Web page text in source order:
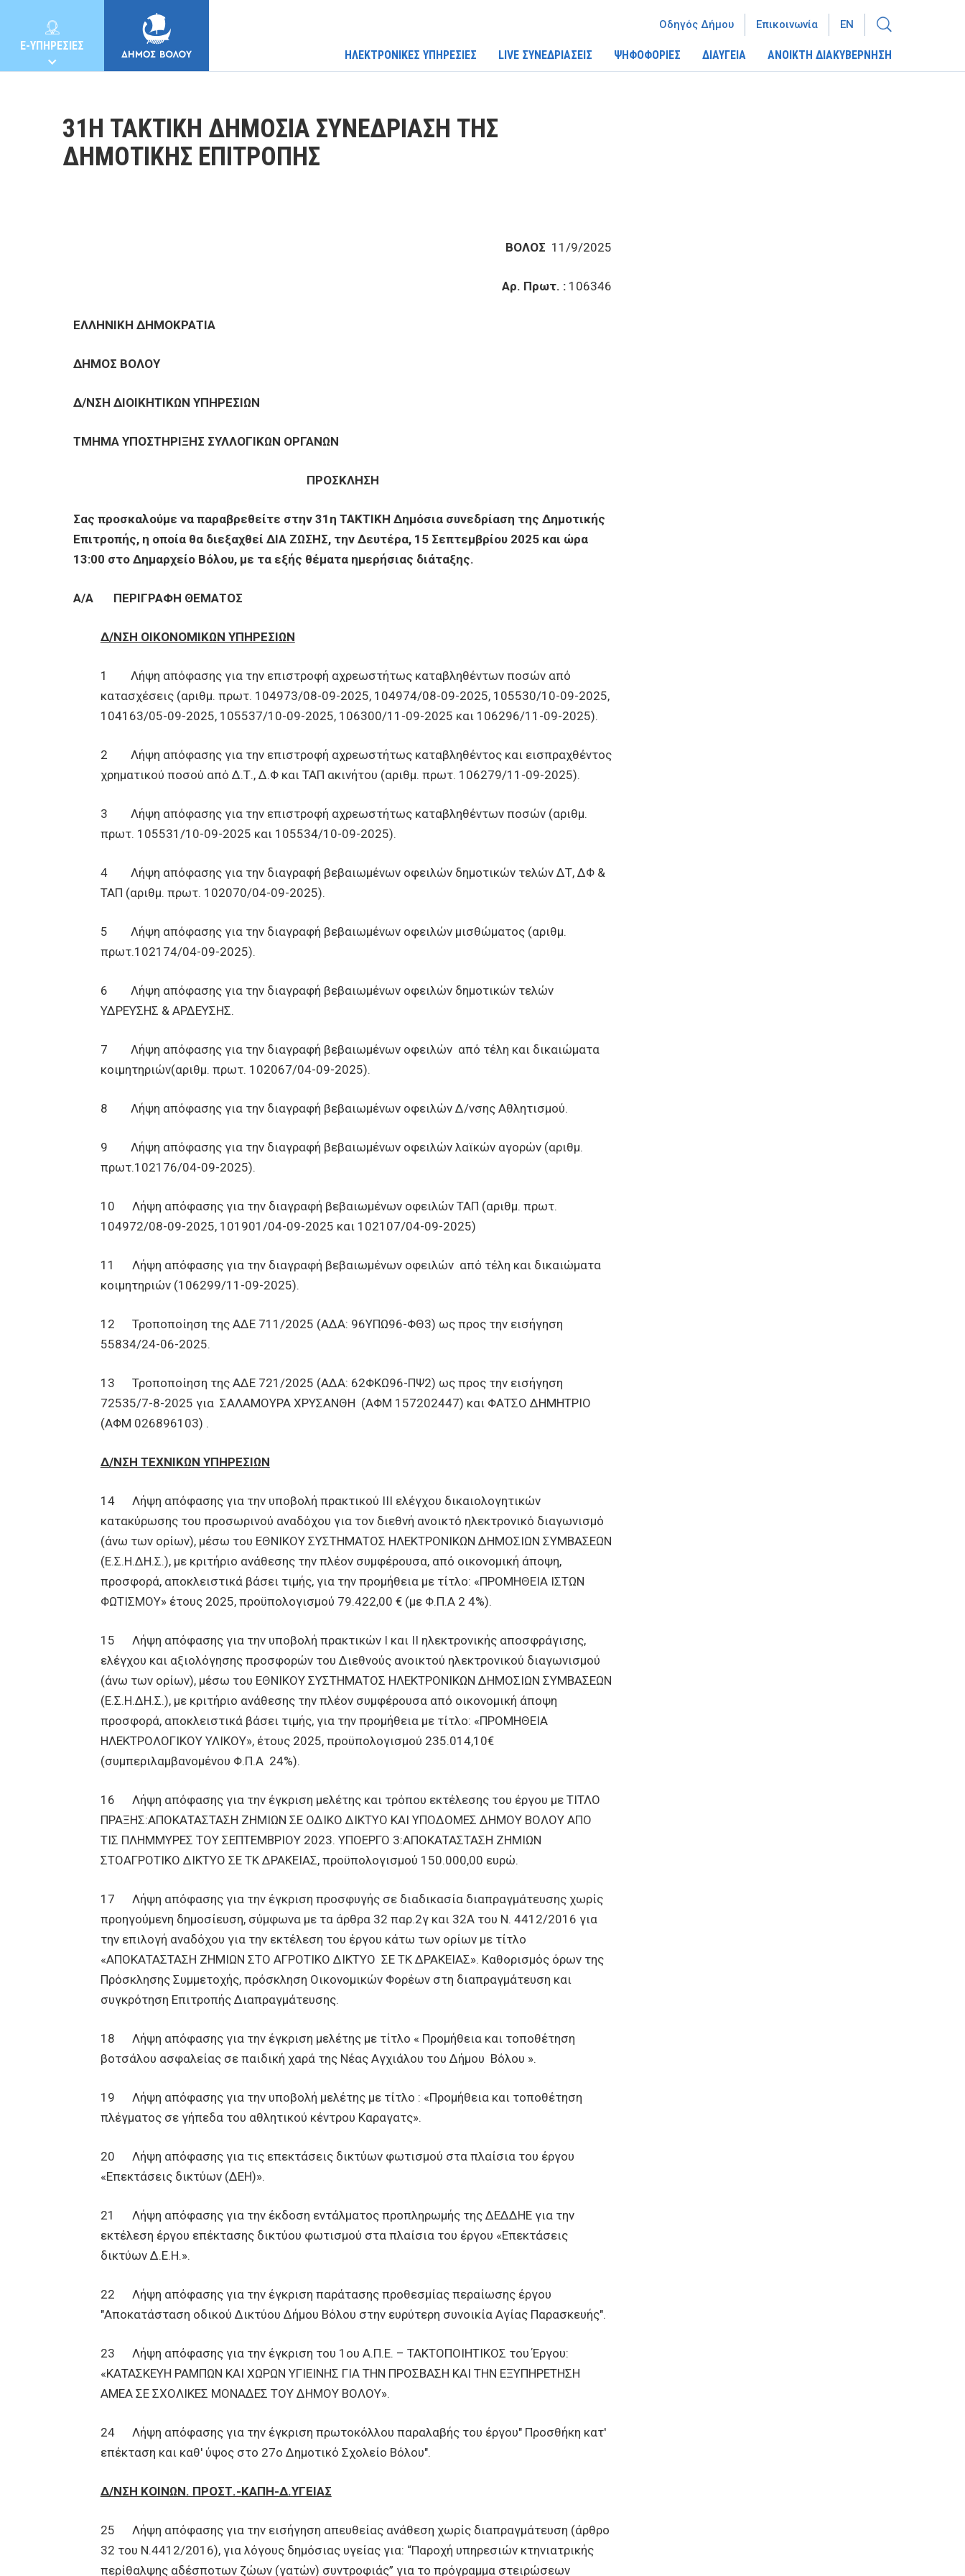
E-ΥΠΗΡΕΣΙΕΣ
ΕΠΙΧΕΙΡΗΣΕΙΣ
ΕΠΙΣΚΕΠΤΕΣ
ΗΛΕΚΤΡΟΝΙΚΕΣ ΥΠΗΡΕΣΙΕΣ LIVE ΣΥΝΕΔΡΙΑΣΕΙΣ ΨΗΦΟΦΟΡΙΕΣ ΔΙΑΥΓΕΙΑ ΑΝΟΙΚΤΗ ΔΙΑΚΥΒΕΡΝΗΣΗ
Οδηγός Δήμου Επικοινωνία EN
31Η ΤΑΚΤΙΚΗ ΔΗΜΟΣΙΑ ΣΥΝΕΔΡΙΑΣΗ ΤΗΣ
ΔΗΜΟΤΙΚΗΣ ΕΠΙΤΡΟΠΗΣ
ΒΟΛΟΣ 11/9/2025
Αρ. Πρωτ. : 106346
ΕΛΛΗΝΙΚΗ ΔΗΜΟΚΡΑΤΙΑ
ΔΗΜΟΣ ΒΟΛΟΥ
Δ/ΝΣΗ ΔΙΟΙΚΗΤΙΚΩΝ ΥΠΗΡΕΣΙΩΝ
ΤΜΗΜΑ ΥΠΟΣΤΗΡΙΞΗΣ ΣΥΛΛΟΓΙΚΩΝ ΟΡΓΑΝΩΝ
ΠΡΟΣΚΛΗΣΗ
Σας προσκαλούμε να παραβρεθείτε στην 31η ΤΑΚΤΙΚΗ Δημόσια συνεδρίαση της Δημοτικής
Επιτροπής, η οποία θα διεξαχθεί ΔΙΑ ΖΩΣΗΣ, την Δευτέρα, 15 Σεπτεμβρίου 2025 και ώρα
13:00 στο Δημαρχείο Βόλου, με τα εξής θέματα ημερήσιας διάταξης.
Α/Α ΠΕΡΙΓΡΑΦΗ ΘΕΜΑΤΟΣ
Δ/ΝΣΗ ΟΙΚΟΝΟΜΙΚΩΝ ΥΠΗΡΕΣΙΩΝ
1 Λήψη απόφασης για την επιστροφή αχρεωστήτως καταβληθέντων ποσών από
κατασχέσεις (αριθμ. πρωτ. 104973/08-09-2025, 104974/08-09-2025, 105530/10-09-2025,
104163/05-09-2025, 105537/10-09-2025, 106300/11-09-2025 και 106296/11-09-2025).
2 Λήψη απόφασης για την επιστροφή αχρεωστήτως καταβληθέντος και εισπραχθέντος
χρηματικού ποσού από Δ.Τ., Δ.Φ και ΤΑΠ ακινήτου (αριθμ. πρωτ. 106279/11-09-2025).
3 Λήψη απόφασης για την επιστροφή αχρεωστήτως καταβληθέντων ποσών (αριθμ.
πρωτ. 105531/10-09-2025 και 105534/10-09-2025).
4 Λήψη απόφασης για την διαγραφή βεβαιωμένων οφειλών δημοτικών τελών ΔΤ, ΔΦ &
ΤΑΠ (αριθμ. πρωτ. 102070/04-09-2025).
5 Λήψη απόφασης για την διαγραφή βεβαιωμένων οφειλών μισθώματος (αριθμ.
πρωτ.102174/04-09-2025).
6 Λήψη απόφασης για την διαγραφή βεβαιωμένων οφειλών δημοτικών τελών
ΥΔΡΕΥΣΗΣ & ΑΡΔΕΥΣΗΣ.
7 Λήψη απόφασης για την διαγραφή βεβαιωμένων οφειλών από τέλη και δικαιώματα
κοιμητηριών(αριθμ. πρωτ. 102067/04-09-2025).
8 Λήψη απόφασης για την διαγραφή βεβαιωμένων οφειλών Δ/νσης Αθλητισμού.
9 Λήψη απόφασης για την διαγραφή βεβαιωμένων οφειλών λαϊκών αγορών (αριθμ.
πρωτ.102176/04-09-2025).
10 Λήψη απόφασης για την διαγραφή βεβαιωμένων οφειλών ΤΑΠ (αριθμ. πρωτ.
104972/08-09-2025, 101901/04-09-2025 και 102107/04-09-2025)
11 Λήψη απόφασης για την διαγραφή βεβαιωμένων οφειλών από τέλη και δικαιώματα
κοιμητηριών (106299/11-09-2025).
12 Τροποποίηση της ΑΔΕ 711/2025 (ΑΔΑ: 96ΥΠΩ96-ΦΘ3) ως προς την εισήγηση
55834/24-06-2025.
13 Τροποποίηση της ΑΔΕ 721/2025 (ΑΔΑ: 62ΦΚΩ96-ΠΨ2) ως προς την εισήγηση
72535/7-8-2025 για ΣΑΛΑΜΟΥΡΑ ΧΡΥΣΑΝΘΗ (ΑΦΜ 157202447) και ΦΑΤΣΟ ΔΗΜΗΤΡΙΟ
(ΑΦΜ 026896103) .
Δ/ΝΣΗ ΤΕΧΝΙΚΩΝ ΥΠΗΡΕΣΙΩΝ
14 Λήψη απόφασης για την υποβολή πρακτικού ΙΙI ελέγχου δικαιολογητικών
κατακύρωσης του προσωρινού αναδόχου για τον διεθνή ανοικτό ηλεκτρονικό διαγωνισμό
(άνω των ορίων), μέσω του ΕΘΝΙΚΟΥ ΣΥΣΤΗΜΑΤΟΣ ΗΛΕΚΤΡΟΝΙΚΩΝ ΔΗΜΟΣΙΩΝ ΣΥΜΒΑΣΕΩΝ
(Ε.Σ.Η.ΔΗ.Σ.), με κριτήριο ανάθεσης την πλέον συμφέρουσα, από οικονομική άποψη,
προσφορά, αποκλειστικά βάσει τιμής, για την προμήθεια με τίτλο: «ΠΡΟΜΗΘΕΙΑ ΙΣΤΩΝ
ΦΩΤΙΣΜΟΥ» έτους 2025, προϋπολογισμού 79.422,00 € (με Φ.Π.Α 2 4%).
15 Λήψη απόφασης για την υποβολή πρακτικών Ι και ΙΙ ηλεκτρονικής αποσφράγισης,
ελέγχου και αξιολόγησης προσφορών του Διεθνούς ανοικτού ηλεκτρονικού διαγωνισμού
(άνω των ορίων), μέσω του ΕΘΝΙΚΟΥ ΣΥΣΤΗΜΑΤΟΣ ΗΛΕΚΤΡΟΝΙΚΩΝ ΔΗΜΟΣΙΩΝ ΣΥΜΒΑΣΕΩΝ
(Ε.Σ.Η.ΔΗ.Σ.), με κριτήριο ανάθεσης την πλέον συμφέρουσα από οικονομική άποψη
προσφορά, αποκλειστικά βάσει τιμής, για την προμήθεια με τίτλο: «ΠΡΟΜΗΘΕΙΑ
ΗΛΕΚΤΡΟΛΟΓΙΚΟΥ ΥΛΙΚΟΥ», έτους 2025, προϋπολογισμού 235.014,10€
(συμπεριλαμβανομένου Φ.Π.Α 24%).
16 Λήψη απόφασης για την έγκριση μελέτης και τρόπου εκτέλεσης του έργου με ΤΙΤΛΟ
ΠΡΑΞΗΣ:ΑΠΟΚΑΤΑΣΤΑΣΗ ΖΗΜΙΩΝ ΣΕ ΟΔΙΚΟ ΔΙΚΤΥΟ ΚΑΙ ΥΠΟΔΟΜΕΣ ΔΗΜΟΥ ΒΟΛΟΥ ΑΠΟ
ΤΙΣ ΠΛΗΜΜΥΡΕΣ ΤΟΥ ΣΕΠΤΕΜΒΡΙΟΥ 2023. ΥΠΟΕΡΓΟ 3:ΑΠΟΚΑΤΑΣΤΑΣΗ ΖΗΜΙΩΝ
ΣΤΟΑΓΡΟΤΙΚΟ ΔΙΚΤΥΟ ΣΕ ΤΚ ΔΡΑΚΕΙΑΣ, προϋπολογισμού 150.000,00 ευρώ.
17 Λήψη απόφασης για την έγκριση προσφυγής σε διαδικασία διαπραγμάτευσης χωρίς
προηγούμενη δημοσίευση, σύμφωνα με τα άρθρα 32 παρ.2γ και 32Α του Ν. 4412/2016 για
την επιλογή αναδόχου για την εκτέλεση του έργου κάτω των ορίων με τίτλο
«ΑΠΟΚΑΤΑΣΤΑΣΗ ΖΗΜΙΩΝ ΣΤΟ ΑΓΡΟΤΙΚΟ ΔΙΚΤΥΟ ΣΕ ΤΚ ΔΡΑΚΕΙΑΣ». Καθορισμός όρων της
Πρόσκλησης Συμμετοχής, πρόσκληση Οικονομικών Φορέων στη διαπραγμάτευση και
συγκρότηση Επιτροπής Διαπραγμάτευσης.
18 Λήψη απόφασης για την έγκριση μελέτης με τίτλο « Προμήθεια και τοποθέτηση
βοτσάλου ασφαλείας σε παιδική χαρά της Νέας Αγχιάλου του Δήμου Βόλου ».
19 Λήψη απόφασης για την υποβολή μελέτης με τίτλο : «Προμήθεια και τοποθέτηση
πλέγματος σε γήπεδα του αθλητικού κέντρου Καραγατς».
20 Λήψη απόφασης για τις επεκτάσεις δικτύων φωτισμού στα πλαίσια του έργου
«Επεκτάσεις δικτύων (ΔΕΗ)».
21 Λήψη απόφασης για την έκδοση εντάλματος προπληρωμής της ΔΕΔΔΗΕ για την
εκτέλεση έργου επέκτασης δικτύου φωτισμού στα πλαίσια του έργου «Επεκτάσεις
δικτύων Δ.Ε.Η.».
22 Λήψη απόφασης για την έγκριση παράτασης προθεσμίας περαίωσης έργου
"Αποκατάσταση οδικού Δικτύου Δήμου Βόλου στην ευρύτερη συνοικία Αγίας Παρασκευής".
23 Λήψη απόφασης για την έγκριση του 1ου Α.Π.Ε. – ΤΑΚΤΟΠΟΙΗΤΙΚΟΣ του Έργου:
«ΚΑΤΑΣΚΕΥΗ ΡΑΜΠΩΝ ΚΑΙ ΧΩΡΩΝ ΥΓΙΕΙΝΗΣ ΓΙΑ ΤΗΝ ΠΡΟΣΒΑΣΗ ΚΑΙ ΤΗΝ ΕΞΥΠΗΡΕΤΗΣΗ
ΑΜΕΑ ΣΕ ΣΧΟΛΙΚΕΣ ΜΟΝΑΔΕΣ ΤΟΥ ΔΗΜΟΥ ΒΟΛΟΥ».
24 Λήψη απόφασης για την έγκριση πρωτοκόλλου παραλαβής του έργου" Προσθήκη κατ'
επέκταση και καθ' ύψος στο 27ο Δημοτικό Σχολείο Βόλου".
Δ/ΝΣΗ ΚΟΙΝΩΝ. ΠΡΟΣΤ.-ΚΑΠΗ-Δ.ΥΓΕΙΑΣ
25 Λήψη απόφασης για την εισήγηση απευθείας ανάθεση χωρίς διαπραγμάτευση (άρθρο
32 του Ν.4412/2016), για λόγους δημόσιας υγείας για: “Παροχή υπηρεσιών κτηνιατρικής
περίθαλψης αδέσποτων ζώων (γατών) συντροφιάς” για το πρόγραμμα στειρώσεων